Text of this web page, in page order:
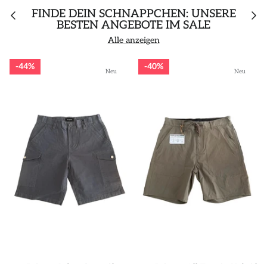
FINDE DEIN SCHNÄPPCHEN: UNSERE
BESTEN ANGEBOTE IM SALE
Alle anzeigen
Neu
44% Neu
40%